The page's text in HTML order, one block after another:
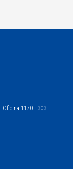
Oficina 1170 - 303